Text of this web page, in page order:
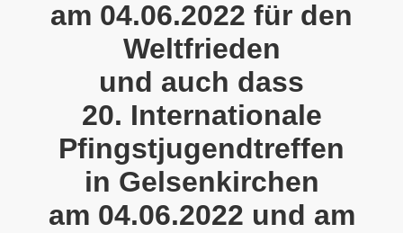
am 04.06.2022 für den
Weltfrieden
und auch dass
20. Internationale
Pfingstjugendtreffen
in Gelsenkirchen
am 04.06.2022 und am
ist bereit seit dem 22.08.2022 zu kämpfen
ruft auf am 22.08.2022 zum Protest und
Montagsdemo-Bewegung: Stärken wir
751. Gelsenkirchener Montagsdemo-Bewegung auf
gegen Inflation, gegen Armut und gegen die